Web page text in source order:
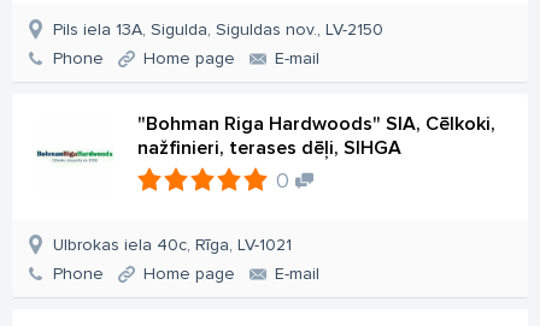
Pils iela 13A, Sigulda, Siguldas nov., LV-2150
Phone
Home page E-mail
"Bohman Riga Hardwoods" SIA, Cēlkoki,
nažfinieri, terases dēļi, SIHGA
0
Ulbrokas iela 40c, Rīga, LV-1021
Phone
Home page E-mail